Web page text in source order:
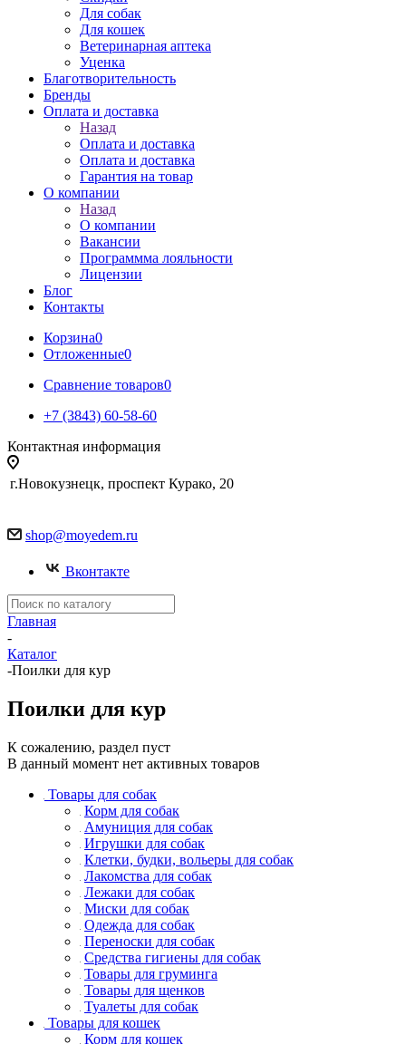
Для собак
Для кошек
Ветеринарная аптека
Уценка
Благотворительность
Бренды
Оплата и доставка
Назад
Оплата и доставка
Оплата и доставка
Гарантия на товар
О компании
Назад
О компании
Вакансии
Программма лояльности
Лицензии
Блог
Контакты
Корзина0
Отложенные0
Сравнение товаров0
+7 (3843) 60-58-60
Контактная информация
г.Новокузнецк, проспект Курако, 20
shop@moyedem.ru
Вконтакте
Главная
-
Каталог
-Поилки для кур
Поилки для кур
К сожалению, раздел пуст
В данный момент нет активных товаров
Товары для собак
Корм для собак
Амуниция для собак
Игрушки для собак
Клетки, будки, вольеры для собак
Лакомства для собак
Лежаки для собак
Миски для собак
Одежда для собак
Переноски для собак
Средства гигиены для собак
Товары для груминга
Товары для щенков
Туалеты для собак
Товары для кошек
Корм для кошек